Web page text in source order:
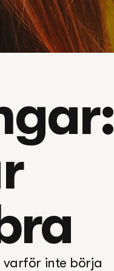
varför inte börja